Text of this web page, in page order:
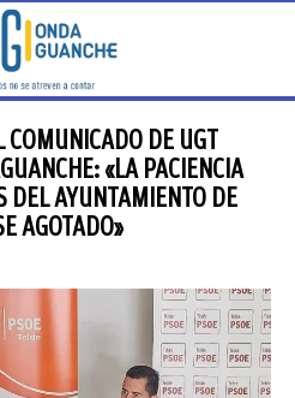
COMUNICADO DE UGT
«LA PACIENCIA
DEL AYUNTAMIENTO DE
AGOTADO»